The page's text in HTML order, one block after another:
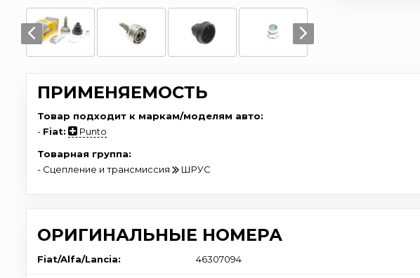
ПРИМЕНЯЕМОСТЬ
Товар подходит к маркам/моделям авто:
- Fiat:
Punto
Товарная группа:
- Сцепление и трансмиссия
ШРУС
ОРИГИНАЛЬНЫЕ НОМЕРА
Fiat/Alfa/Lancia: 46307094